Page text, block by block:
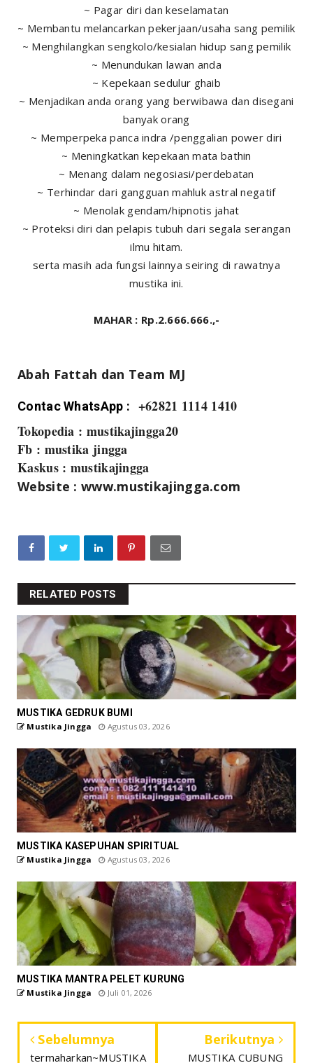
~ Pagar diri dan keselamatan
~ Membantu melancarkan pekerjaan/usaha sang pemilik
~ Menghilangkan sengkolo/kesialan hidup sang pemilik
~ Menundukan lawan anda
~ Kepekaan sedulur ghaib
~ Menjadikan anda orang yang berwibawa dan disegani
banyak orang
~ Memperpeka panca indra /penggalian power diri
~ Meningkatkan kepekaan mata bathin
~ Menang dalam negosiasi/perdebatan
~ Terhindar dari gangguan mahluk astral negatif
~ Menolak gendam/hipnotis jahat
~ Proteksi diri dan pelapis tubuh dari segala serangan
ilmu hitam.
serta masih ada fungsi lainnya seiring di rawatnya
mustika ini.
MAHAR : Rp.2.666.666.,-
Abah Fattah dan Team MJ
Contac WhatsApp :
+62821 1114 1410
Tokopedia : mustikajingga20
Fb : mustika jingga
Kaskus : mustikajingga
Website : www.mustikajingga.com
RELATED POSTS
MUSTIKA GEDRUK BUMI
Mustika Jingga Agustus 03, 2026
MUSTIKA KASEPUHAN SPIRITUAL
Mustika Jingga Agustus 03, 2026
MUSTIKA MANTRA PELET KURUNG
Mustika Jingga Juli 01, 2026
Sebelumnya
termaharkan~MUSTIKA
Berikutnya
MUSTIKA CUBUNG